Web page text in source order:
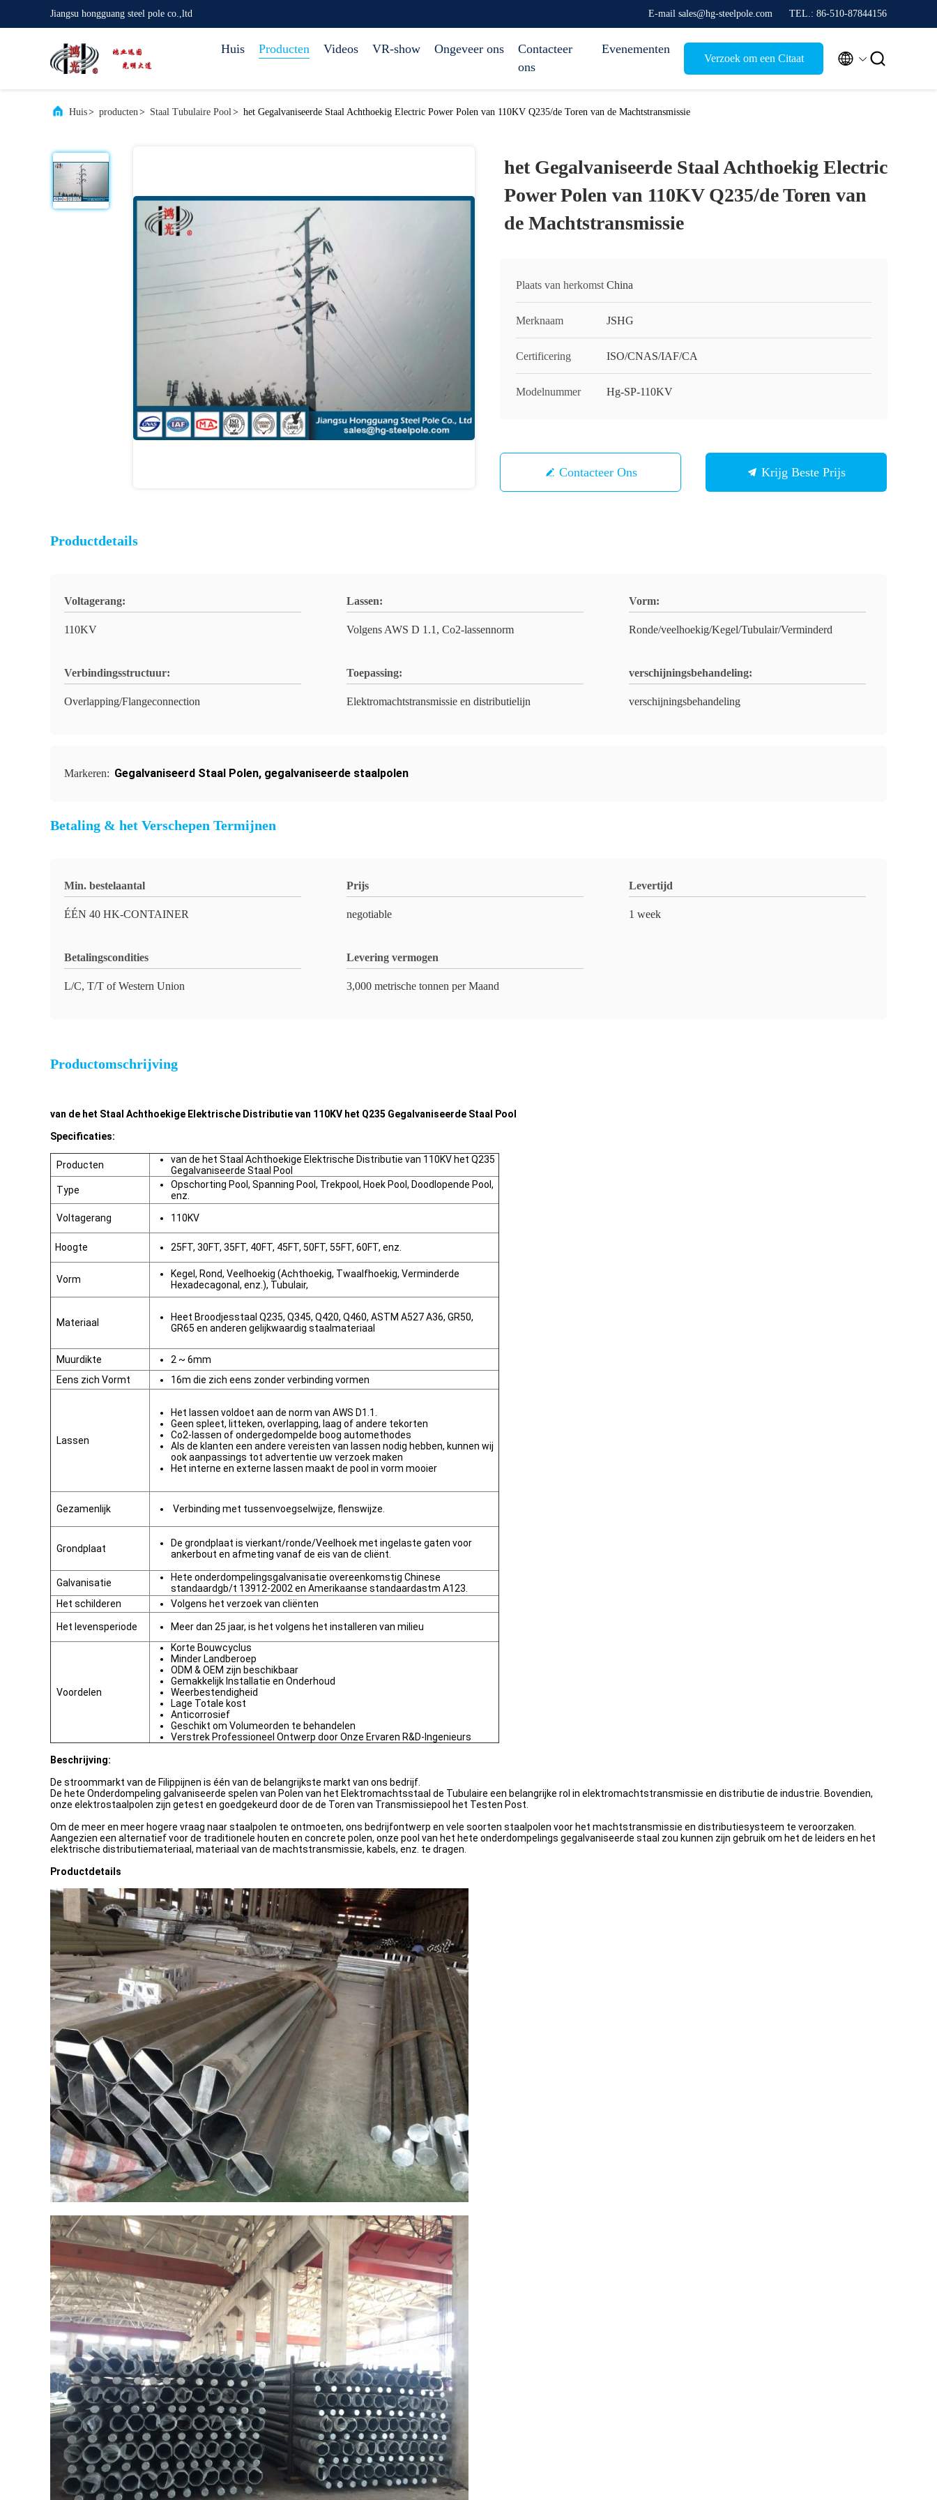
Jiangsu hongguang steel pole co.,ltd E-mail sales@hg-steelpole.com TEL.: 86-510-87844156
Huis Producten Videos VR-show Ongeveer ons
Contacteer
ons
Evenementen
Verzoek om een Citaat  
Huis> producten> Staal Tubulaire Pool> het Gegalvaniseerde Staal Achthoekig Electric Power Polen van 110KV Q235/de Toren van de Machtstransmissie
het Gegalvaniseerde Staal Achthoekig Electric
Power Polen van 110KV Q235/de Toren van
de Machtstransmissie
Plaats van herkomst China
Merknaam JSHG
Certificering ISO/CNAS/IAF/CA
Modelnummer Hg-SP-110KV
Contacteer Ons Krijg Beste Prijs
Productdetails
Voltagerang:
110KV
Lassen:
Volgens AWS D 1.1, Co2-lassennorm
Vorm:
Ronde/veelhoekig/Kegel/Tubulair/Verminderd
Verbindingsstructuur:
Overlapping/Flangeconnection
Toepassing:
Elektromachtstransmissie en distributielijn
verschijningsbehandeling:
verschijningsbehandeling
Markeren: Gegalvaniseerd Staal Polen, gegalvaniseerde staalpolen
Betaling & het Verschepen Termijnen
Min. bestelaantal
ÉÉN 40 HK-CONTAINER
Prijs
negotiable
Levertijd
1 week
Betalingscondities
L/C, T/T of Western Union
Levering vermogen
3,000 metrische tonnen per Maand
Productomschrijving
van de het Staal Achthoekige Elektrische Distributie van 110KV het Q235 Gegalvaniseerde Staal Pool
Specificaties:
Producten
van de het Staal Achthoekige Elektrische Distributie van 110KV het Q235
Gegalvaniseerde Staal Pool
Type
Opschorting Pool, Spanning Pool, Trekpool, Hoek Pool, Doodlopende Pool,
enz.
Voltagerang
110KV
Hoogte 25FT, 30FT, 35FT, 40FT, 45FT, 50FT, 55FT, 60FT, enz.
Vorm
Kegel, Rond, Veelhoekig (Achthoekig, Twaalfhoekig, Verminderde
Hexadecagonal, enz.), Tubulair,
Materiaal
Heet Broodjesstaal Q235, Q345, Q420, Q460, ASTM A527 A36, GR50,
GR65 en anderen gelijkwaardig staalmateriaal
Muurdikte
2 ~ 6mm
Eens zich Vormt
16m die zich eens zonder verbinding vormen
Lassen
Het lassen voldoet aan de norm van AWS D1.1.
Geen spleet, litteken, overlapping, laag of andere tekorten
Co2-lassen of ondergedompelde boog automethodes
Als de klanten een andere vereisten van lassen nodig hebben, kunnen wij
ook aanpassings tot advertentie uw verzoek maken
Het interne en externe lassen maakt de pool in vorm mooier
Gezamenlijk Verbinding met tussenvoegselwijze, flenswijze.
Grondplaat
De grondplaat is vierkant/ronde/Veelhoek met ingelaste gaten voor
ankerbout en afmeting vanaf de eis van de cliënt.
Galvanisatie
Hete onderdompelingsgalvanisatie overeenkomstig Chinese
standaardgb/t 13912-2002 en Amerikaanse standaardastm A123.
Het schilderen
Volgens het verzoek van cliënten
Het levensperiode Meer dan 25 jaar, is het volgens het installeren van milieu
Voordelen
Korte Bouwcyclus
Minder Landberoep
ODM & OEM zijn beschikbaar
Gemakkelijk Installatie en Onderhoud
Weerbestendigheid
Lage Totale kost
Anticorrosief
Geschikt om Volumeorden te behandelen
Verstrek Professioneel Ontwerp door Onze Ervaren R&D-Ingenieurs
Beschrijving:
De stroommarkt van de Filippijnen is één van de belangrijkste markt van ons bedrijf.
De hete Onderdompeling galvaniseerde spelen van Polen van het Elektromachtsstaal de Tubulaire een belangrijke rol in elektromachtstransmissie en distributie de industrie. Bovendien,
onze elektrostaalpolen zijn getest en goedgekeurd door de de Toren van Transmissiepool het Testen Post.
Om de meer en meer hogere vraag naar staalpolen te ontmoeten, ons bedrijfontwerp en vele soorten staalpolen voor het machtstransmissie en distributiesysteem te veroorzaken.
Aangezien een alternatief voor de traditionele houten en concrete polen, onze pool van het hete onderdompelings gegalvaniseerde staal zou kunnen zijn gebruik om het de leiders en het
elektrische distributiemateriaal, materiaal van de machtstransmissie, kabels, enz. te dragen.
Productdetails